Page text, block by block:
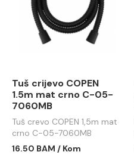
Tuš crijevo COPEN
1.5m mat crno C-05-
7060MB
Tuš crevo COPEN 1,5m mat
crno C-05-7060MB
16.50 BAM / Kom